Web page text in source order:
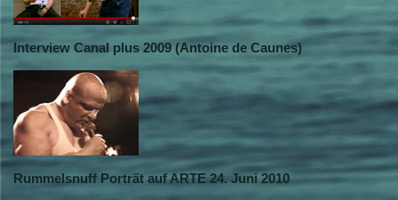
Interview Canal plus 2009 (Antoine de Caunes)
Rummelsnuff Porträt auf ARTE 24. Juni 2010